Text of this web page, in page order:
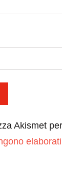
Akismet